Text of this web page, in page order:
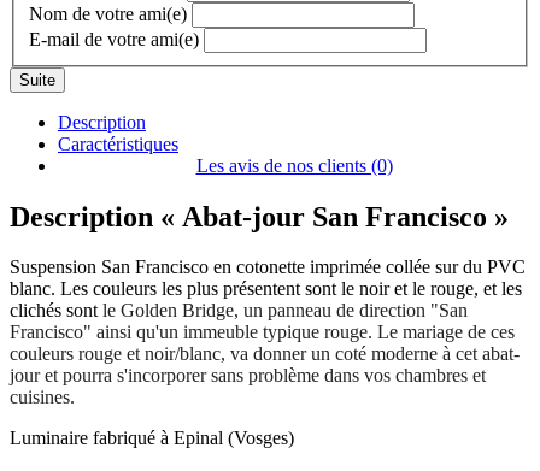
Nom de votre ami(e)
E-mail de votre ami(e)
Suite
Description
Caractéristiques
Les avis de nos clients (0)
Description « Abat-jour San Francisco »
Suspension San Francisco en cotonette imprimée collée sur du PVC
blanc. Les couleurs les plus présentent sont le noir et le rouge, et les
clichés sontle Golden Bridge, un panneau de direction "San
Francisco" ainsi qu'un immeuble typique rouge. Le mariage de ces
couleurs rouge et noir/blanc, va donner un coté moderne à cet abat-
jour et pourra s'incorporer sans problème dans vos chambres et
cuisines.
Luminaire fabriqué à Epinal (Vosges)